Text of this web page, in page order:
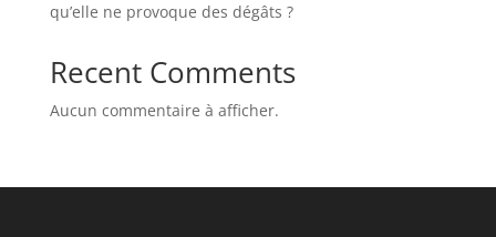
qu’elle ne provoque des dégâts ?
Recent Comments
Aucun commentaire à afficher.